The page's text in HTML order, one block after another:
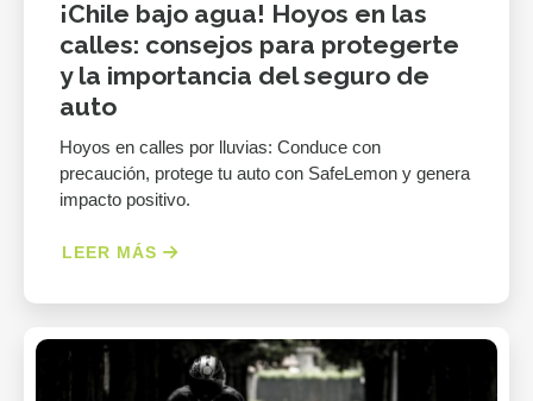
¡Chile bajo agua! Hoyos en las
calles: consejos para protegerte
y la importancia del seguro de
auto
Hoyos en calles por lluvias: Conduce con
precaución, protege tu auto con SafeLemon y genera
impacto positivo.
LEER MÁS